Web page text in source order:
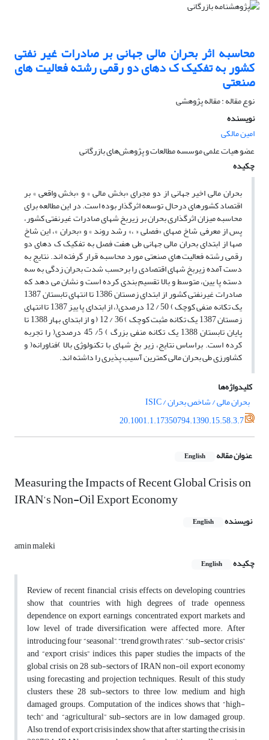
محاسبه اثر بحران مالی جهانی بر صادرات غیر نفتی
کشور به تفکیک ک دهای دو رقمی رشته فعالیت های
صنعتی
نوع مقاله : مقاله پژوهشی
نویسنده
امین مالکی
عضو هیات علمی موسسه مطالعات و پژوهش‌های بازرگانی
چکیده
بحران مالی اخیر جهانی از دو مجرای «بخش مالی » و «بخش واقعی » بر
اقتصاد کشورهای درحال توسعه اثرگذار بوده است. در این مطالعه برای
محاسبه میزان اثرگذاری بحران بر زیربخ شهای صادرات غیرنفتی کشور،
پس از معرفی شاخ صهای «فصلی « ،» رشد روند » و «بحران »، این شاخ
صها از ابتدای بحران مالی جهانی طی هفت فصل به تفکیک ک دهای دو
رقمی رشته فعالیت های صنعتی مورد محاسبه قرار گرفته اند. نتایج به
دست آمده زیربخ شهای اقتصادی را برحسب شدت بحران زدگی به سه
دسته پا یین، متوسط و بالا تقسیم بندی کرده است و نشان می دهد که
صادرات غیرنفتی کشور از ابتدای زمستان 1386 تا انتهای تابستان 1387
یک تکانه منفی کوچک ) 50 / 12 درصدی(، از ابتدای پا ییز 1387 تا انتهای
زمستان 1387 یک تکانه مثبت کوچک ) 36 / 12 ( و از ابتدای بهار 1388 تا
پایان تابستان 1388 یک تکانه منفی بزرگ ) 5/ 45 درصدی( را تجربه
کرده است. براساس نتایج، زیر بخ شهای با تکنولوژی بالا )فناورانه( و
کشاورزی طی بحران مالی کمترین آسیب پذیری را داشته اند.
کلیدواژه‌ها
بحران مالی / شاخص بحران / ISIC
20.1001.1.17350794.1390.15.58.3.7
عنوان مقاله English
Measuring the Impacts of Recent Global Crisis on
IRAN’s Non-Oil Export Economy
نویسنده English
amin maleki
چکیده
English
Review of recent financial crisis effects on developing countries
show that countries with high degrees of trade openness,
dependence on export earnings, concentrated export markets and
low level of trade diversification, were affected more. After
introducing four “seasonal”, “trend growth rates”, “sub-sector crisis”
and “export crisis” indices, this paper studies the impacts of the
global crisis on 28 sub-sectors of IRAN non-oil export economy
using forecasting and projection techniques. Result of this study
clusters these 28 sub-sectors to three low, medium and high
damaged groups. Computation of the indices shows that “high-
tech” and “agricultural” sub-sectors are in low damaged group.
Also, trend of export crisis index show that after starting the crisis in